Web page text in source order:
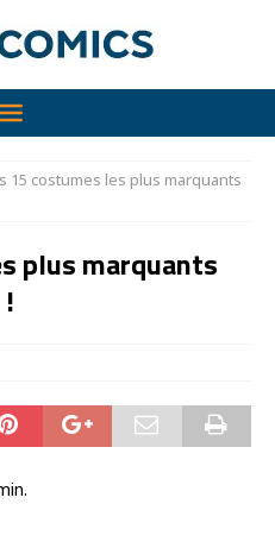
15 costumes les plus marquants
plus marquants